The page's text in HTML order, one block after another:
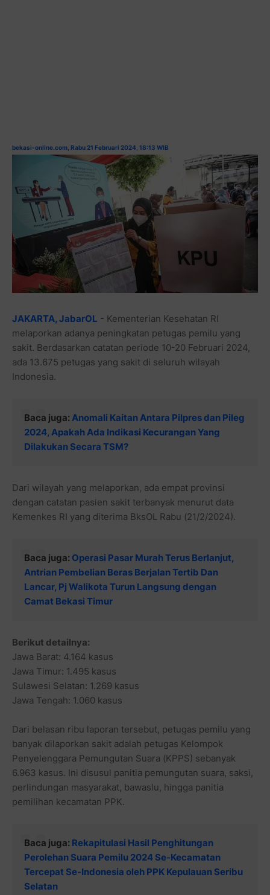
bekasi-online.com, Rabu 21 Februari 2024, 18:13 WIB
JAKARTA, JabarOL - Kementerian Kesehatan RI
melaporkan adanya peningkatan petugas pemilu yang
sakit. Berdasarkan catatan periode 10-20 Februari 2024,
ada 13.675 petugas yang sakit di seluruh wilayah
Indonesia.
Baca juga: Anomali Kaitan Antara Pilpres dan Pileg
2024, Apakah Ada Indikasi Kecurangan Yang
Dilakukan Secara TSM?
Dari wilayah yang melaporkan, ada empat provinsi
dengan catatan pasien sakit terbanyak menurut data
Kemenkes RI yang diterima BksOL Rabu (21/2/2024).
Baca juga: Operasi Pasar Murah Terus Berlanjut,
Antrian Pembelian Beras Berjalan Tertib Dan
Lancar, Pj Walikota Turun Langsung dengan
Camat Bekasi Timur
Berikut detailnya:
Jawa Barat: 4.164 kasus
Jawa Timur: 1.495 kasus
Sulawesi Selatan: 1.269 kasus
Jawa Tengah: 1.060 kasus
Dari belasan ribu laporan tersebut, petugas pemilu yang
banyak dilaporkan sakit adalah petugas Kelompok
Penyelenggara Pemungutan Suara (KPPS) sebanyak
6.963 kasus. Ini disusul panitia pemungutan suara, saksi,
perlindungan masyarakat, bawaslu, hingga panitia
pemilihan kecamatan PPK.
Baca juga: Rekapitulasi Hasil Penghitungan
Perolehan Suara Pemilu 2024 Se-Kecamatan
Tercepat Se-Indonesia oleh PPK Kepulauan Seribu
Selatan